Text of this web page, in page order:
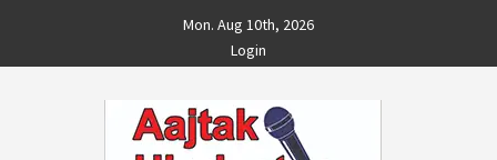
content
Mon. Aug 10th, 2026
Login